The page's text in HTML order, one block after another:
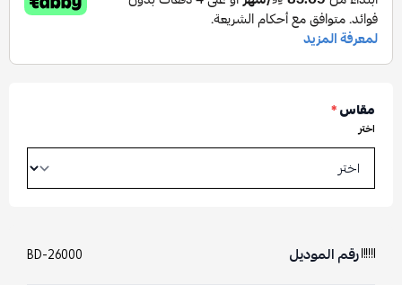
مقاس*
اختر
رقم الموديل BD-26000